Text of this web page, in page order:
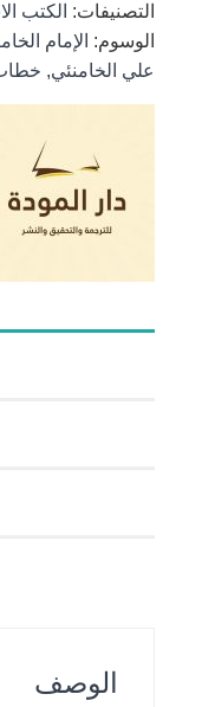
التصنيفات: الكتب
الوسوم: الإمام
علي الخامنئي,
الوصف